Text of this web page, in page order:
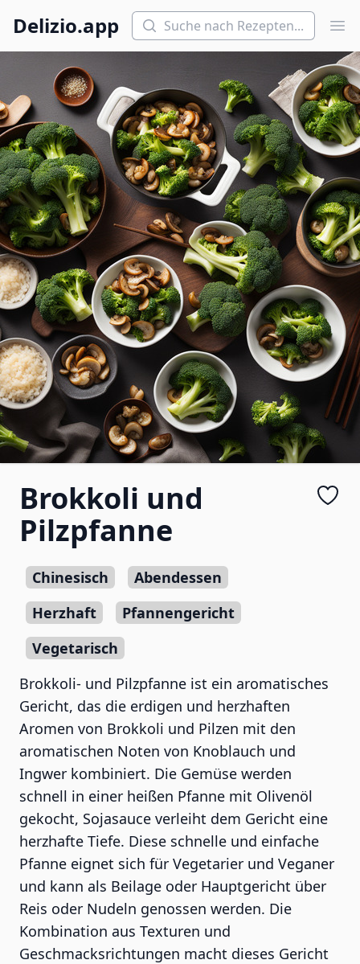
Delizio.app Suchen
Brokkoli und
Pilzpfanne
Chinesisch
Abendessen
Herzhaft
Pfannengericht
Vegetarisch
Brokkoli- und Pilzpfanne ist ein aromatisches
Gericht, das die erdigen und herzhaften
Aromen von Brokkoli und Pilzen mit den
aromatischen Noten von Knoblauch und
Ingwer kombiniert. Die Gemüse werden
schnell in einer heißen Pfanne mit Olivenöl
gekocht, Sojasauce verleiht dem Gericht eine
herzhafte Tiefe. Diese schnelle und einfache
Pfanne eignet sich für Vegetarier und Veganer
und kann als Beilage oder Hauptgericht über
Reis oder Nudeln genossen werden. Die
Kombination aus Texturen und
Geschmacksrichtungen macht dieses Gericht